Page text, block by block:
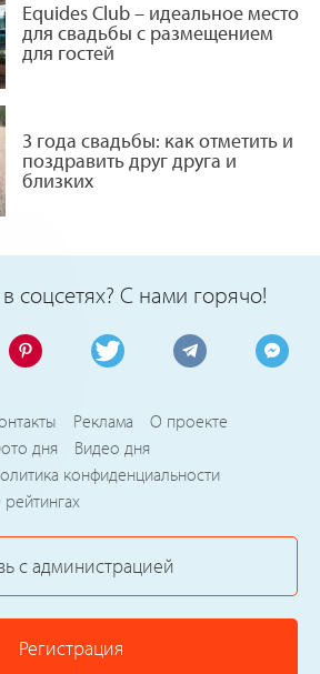
Equides Club – идеальное место
для свадьбы с размещением
для гостей
3 года свадьбы: как отметить и
поздравить друг друга и
близких
соцсетях? С нами горячо!
Реклама
О проекте
дня
Видео дня
конфиденциальности
с администрацией
Регистрация